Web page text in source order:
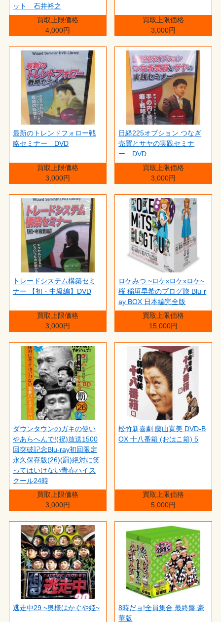
ット 石井裕之
買取上限価格
4,000円
買取上限価格
3,000円
最新のトレンドフォロー戦
略セミナー DVD
買取上限価格
3,000円
日経225オプション つなぎ
売買とサヤの実践セミナ
ー DVD
買取上限価格
3,000円
トレードシステム構築セミ
ナー 【初・中級編】DVD
買取上限価格
3,000円
ロケみつ ~ロケxロケxロケ~
桜 稲垣早希のブログ旅 Blu-r
ay BOX 日本編完全版
買取上限価格
15,000円
ダウンタウンのガキの使い
やあらへんで!(祝)放送1500
回突破記念Blu-ray初回限定
永久保存版(26)(罰)絶対に笑
ってはいけない青春ハイス
クール24時
買取上限価格
3,000円
松竹新喜劇 藤山寛美 DVD-B
OX 十八番箱 (おはこ箱) 5
買取上限価格
5,000円
逃走中29 ~奥様はかぐや姫~
8時だョ!全員集合 最終盤 豪
華版